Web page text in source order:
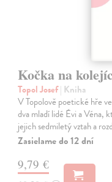
Kočka na
Topol Josef| Kniha
V Topolově poetické hře
dva mladí lidé Évi a Véna,
jejich sedmiletý vztah a
Zasielame do 12 dní
9,79 €